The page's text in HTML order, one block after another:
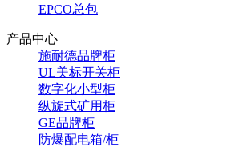
EPCO总包
产品中心
施耐德品牌柜
UL美标开关柜
数字化小型柜
纵旋式矿用柜
GE品牌柜
防爆配电箱/柜